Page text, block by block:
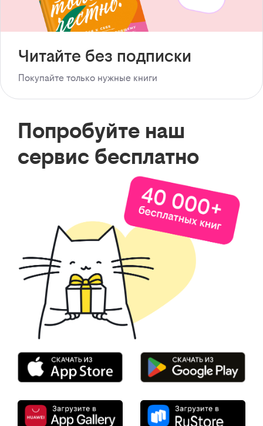
Читайте без подписки
Покупайте только нужные книги
Попробуйте наш
сервис бесплатно